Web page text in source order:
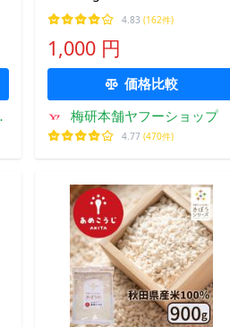
ト 熱中症対策 HACCP管理 健康
とリラクゼーションの専門店
梅研本舗
4.83 (162件)
1,000 円
価格比較
梅研本舗ヤフーショップ
4.77 (470件)